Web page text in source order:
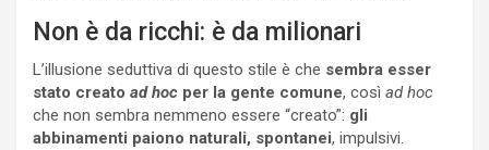
Non è da ricchi: è da milionari
L’illusione seduttiva di questo stile è che sembra esser
stato creato ad hoc per la gente comune, così ad hoc
che non sembra nemmeno essere “creato”: gli
abbinamenti paiono naturali, spontanei, impulsivi.